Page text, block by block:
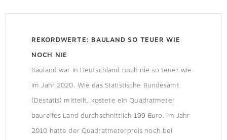
REKORDWERTE: BAULAND SO TEUER WIE
NOCH NIE
Bauland war in Deutschland noch nie so teuer wie
im Jahr 2020. Wie das Statistische Bundesamt
(Destatis) mitteilt, kostete ein Quadratmeter
baureifes Land durchschnittlich 199 Euro. Im Jahr
2010 hatte der Quadratmeterpreis noch bei